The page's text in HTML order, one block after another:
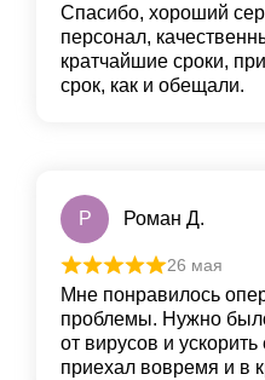
Спасибо, хороший
персонал,
кратчайшие сроки,
срок, как и обещали.
Р Роман Д.
26 мая
Мне понравилось
проблемы. Нужно
от вирусов и
приехал вовремя и в